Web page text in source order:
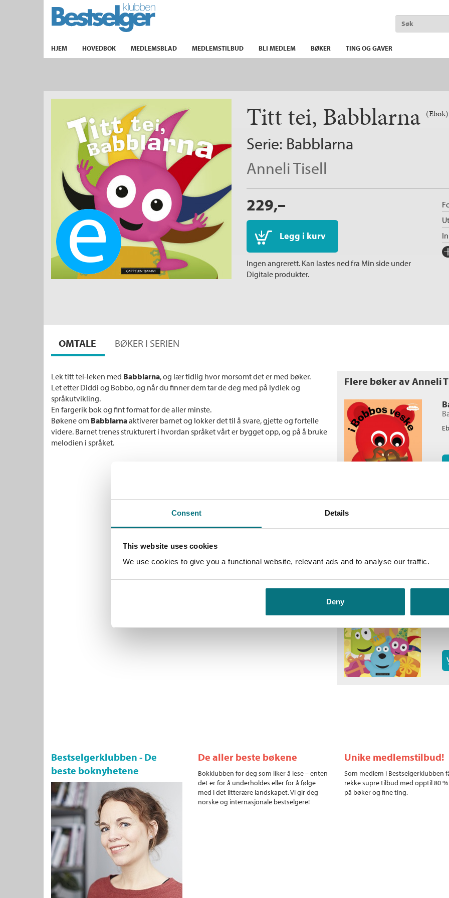
Consent Details
This website uses cookies
We use cookies to give you a functional website, relevant ads and to analyse our traffic.
Deny
TIL FORSIDEN
HJEM HOVEDBOK MEDLEMSBLAD MEDLEMSTILBUD BLI MEDLEM BØKER TING OG GAVER
Ebok
Titt tei, Babblarna (Ebok)
Serie: Babblarna
Anneli Tisell
229,–
Legg i kurv
Ingen angrerett. Kan lastes ned fra Min side under
Digitale produkter.
OMTALE BØKER I SERIEN
Lek titt tei-leken med Babblarna, og lær tidlig hvor morsomt det er med bøker.
Let etter Diddi og Bobbo, og når du finner dem tar de deg med på lydlek og
språkutvikling.
En fargerik bok og fint format for de aller minste.
Bøkene om Babblarnaaktiverer barnet og lokker det til å svare, gjette og fortelle
videre. Barnet trenes strukturert i hvordan språket vårt er bygget opp, og på å bruke
melodien i språket.
Flere bøker av Anneli
Bestselgerklubben - De
beste boknyhetene
De aller beste bøkene
Bokklubben for deg som liker å lese – enten
det er for å underholdes eller for å følge
med i det litterære landskapet. Vi gir deg
norske og internasjonale bestselgere!
Unike medlemstilbud!
Som medlem i Bestselgerklubben
rekke supre tilbud med opptil 80
på bøker og fine ting.